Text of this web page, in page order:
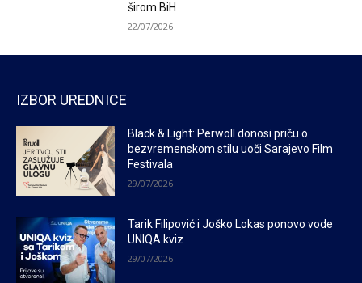
širom BiH
22/07/2026
IZBOR UREDNICE
Black & Light: Perwoll donosi priču o
bezvremenskom stilu uoči Sarajevo Film
Festivala
29/07/2026
Tarik Filipović i Joško Lokas ponovo vode
UNIQA kviz
29/07/2026